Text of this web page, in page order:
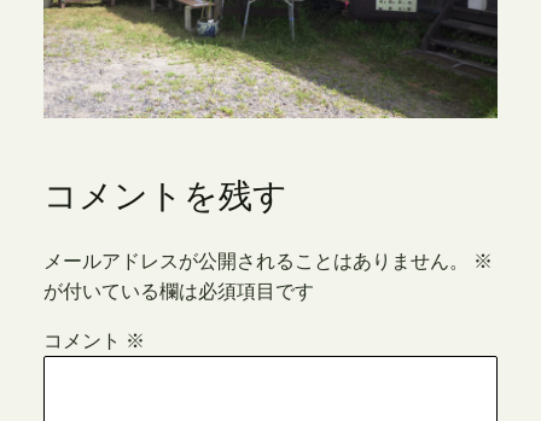
コメントを残す
メールアドレスが公開されることはありません。
※
が付いている欄は必須項目です
コメント ※